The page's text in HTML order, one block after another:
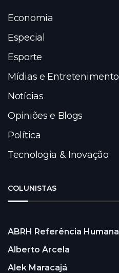
Economia
Especial
Esporte
Mídias e Entretenimento
Notícias
Opiniões e Blogs
Política
Tecnologia & Inovação
COLUNISTAS
ABRH Referência Humana
Alberto Arcela
Alek Maracajá